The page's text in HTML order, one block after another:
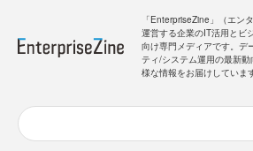
「EnterpriseZine」（エン
運営する企業のIT活用とビ
向け専門メディアです。デ
ティ/システム運用の最新
様な情報をお届けしています